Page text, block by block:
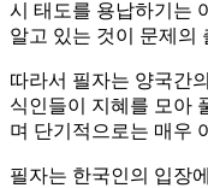
시 태도를 용납하기는
알고 있는 것이 문제의
따라서 필자는 양국간
식인들이 지혜를 모아
며 단기적으로는 매우
필자는 한국인의 입장